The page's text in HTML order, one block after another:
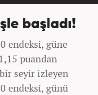
başladı!
endeksi, güne
puandan
bir seyir izleyen
endeksi, günü